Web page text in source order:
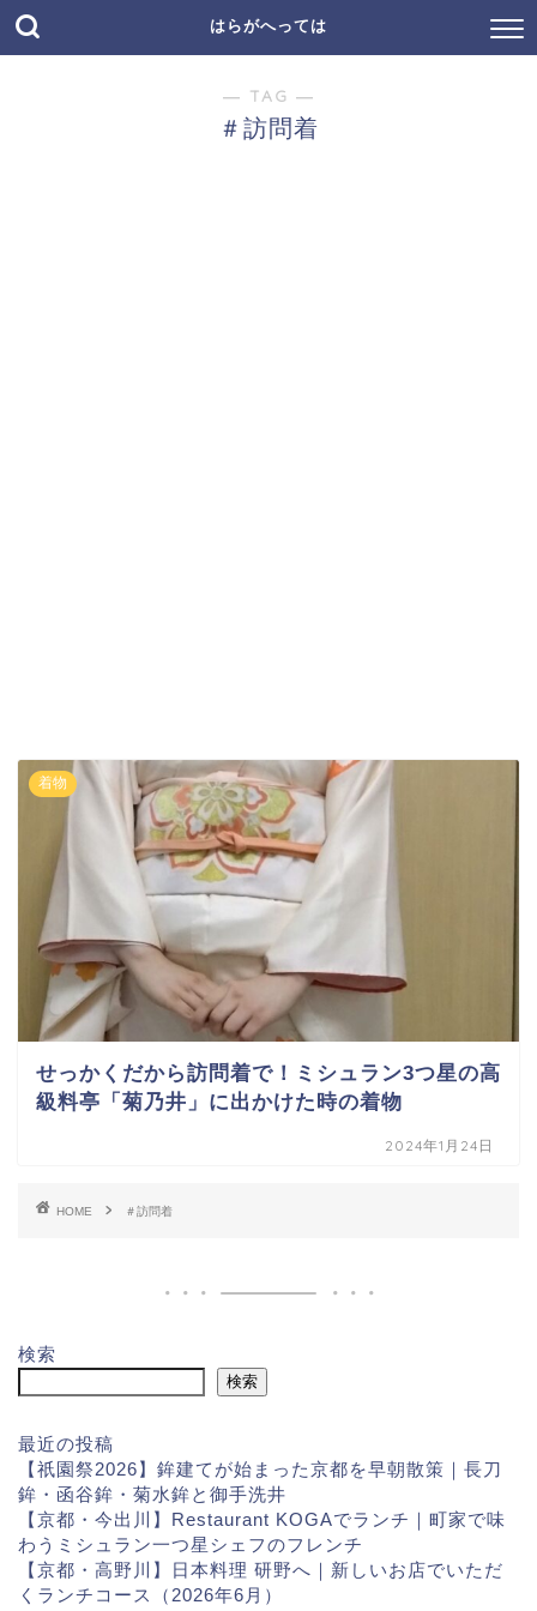
はらがへっては
― TAG ―
＃訪問着
着物
せっかくだから訪問着で！ミシュラン3つ星の高
級料亭「菊乃井」に出かけた時の着物
2024年1月24日
HOME ＃訪問着
検索
検索
最近の投稿
【祇園祭2026】鉾建てが始まった京都を早朝散策｜長刀
鉾・函谷鉾・菊水鉾と御手洗井
【京都・今出川】Restaurant KOGAでランチ｜町家で味
わうミシュラン一つ星シェフのフレンチ
【京都・高野川】日本料理 研野へ｜新しいお店でいただ
くランチコース（2026年6月）